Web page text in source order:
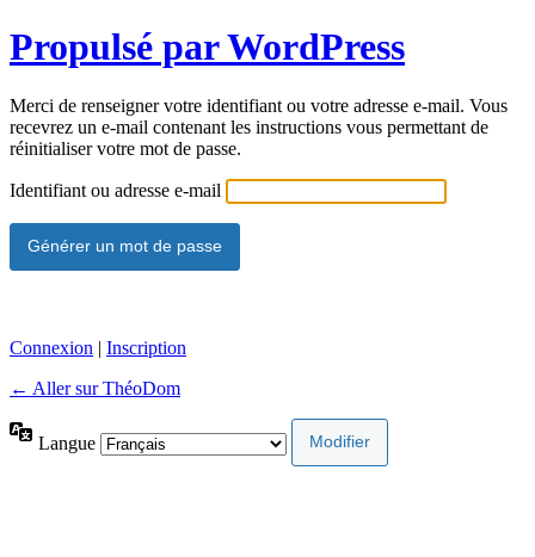
Propulsé par WordPress
Merci de renseigner votre identifiant ou votre adresse e-mail. Vous
recevrez un e-mail contenant les instructions vous permettant de
réinitialiser votre mot de passe.
Identifiant ou adresse e-mail
Connexion | Inscription
← Aller sur ThéoDom
Langue